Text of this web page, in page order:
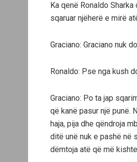
Ka qenë Ronaldo
sqaruar njëherë e mirë
Graciano: Graciano nuk
Ronaldo: Pse nga kush
Graciano: Po ta jap
që kanë pasur një punë.
haja, pija dhe qëndroja
ditë unë nuk e pashë në
dëmtoja atë që më